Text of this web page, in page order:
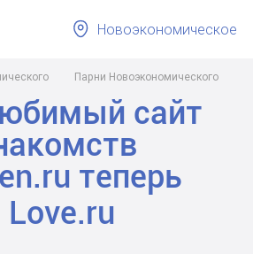
Парни Новоэкономического
Новоэкономическое
сайт
теперь